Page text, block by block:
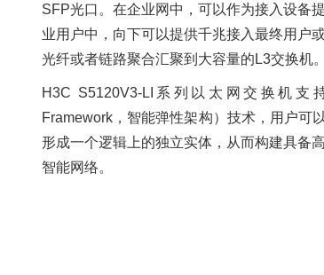
SFP光口。在企业网中，可以作为接入设备
业用户中，向下可以提供千兆接入最终用户
光纤或者链路聚合汇聚到大容量的L3交换机。
H3C S5120V3-LI系列以太网交换机支
Framework，智能弹性架构）技术，用户可
形成一个逻辑上的独立实体，从而构建具备
智能网络。